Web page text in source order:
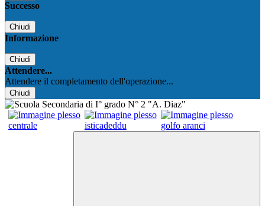
Successo
Chiudi
Informazione
Chiudi
Attendere...
Attendere il completamento dell'operazione...
Chiudi